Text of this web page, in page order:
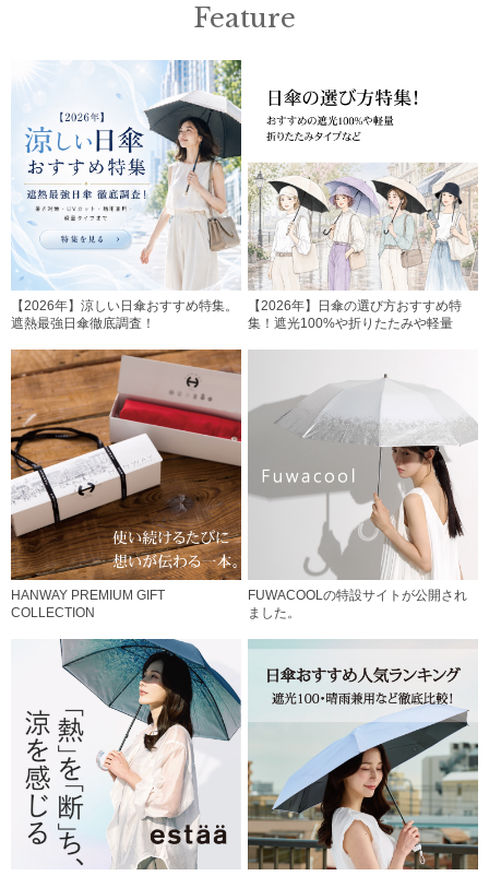
Feature
【2026年】涼しい日傘おすすめ特集。
遮熱最強日傘徹底調査！
【2026年】日傘の選び方おすすめ特
集！遮光100%や折りたたみや軽量
HANWAY PREMIUM GIFT
COLLECTION
FUWACOOLの特設サイトが公開され
ました。